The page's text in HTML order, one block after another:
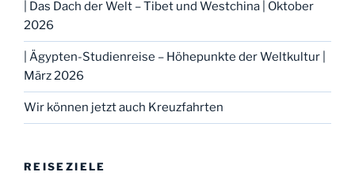
| Das Dach der Welt – Tibet und Westchina | Oktober
2026
| Ägypten-Studienreise – Höhepunkte der Weltkultur |
März 2026
Wir können jetzt auch Kreuzfahrten
REISEZIELE